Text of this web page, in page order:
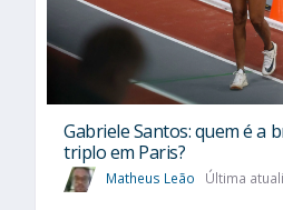
Gabriele Santos: quem é a
triplo em Paris?
Matheus Leão Última